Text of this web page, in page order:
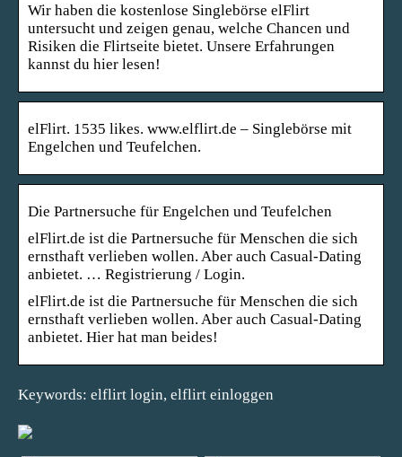
Wir haben die kostenlose Singlebörse elFlirt
untersucht und zeigen genau, welche Chancen und
Risiken die Flirtseite bietet. Unsere Erfahrungen
kannst du hier lesen!
elFlirt. 1535 likes. www.elflirt.de – Singlebörse mit
Engelchen und Teufelchen.
Die Partnersuche für Engelchen und Teufelchen
elFlirt.de ist die Partnersuche für Menschen die sich
ernsthaft verlieben wollen. Aber auch Casual-Dating
anbietet. … Registrierung / Login.
elFlirt.de ist die Partnersuche für Menschen die sich
ernsthaft verlieben wollen. Aber auch Casual-Dating
anbietet. Hier hat man beides!
Keywords: elflirt login, elflirt einloggen